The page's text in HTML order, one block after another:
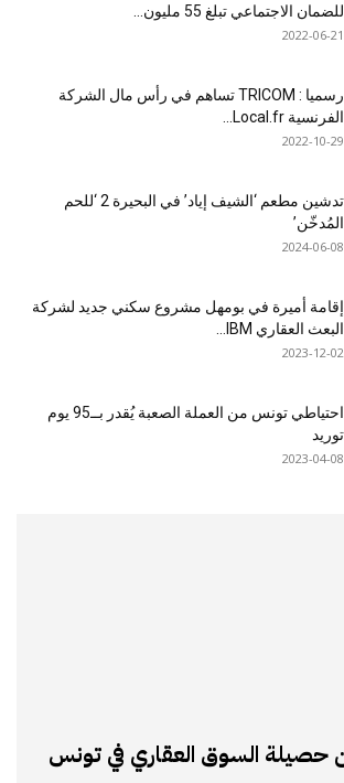
للضمان الاجتماعي تبلغ 55 مليون...
2022-06-21
رسميا : TRICOM تساهم في رأس مال الشركة
الفرنسية Local.fr...
2022-10-29
تدشين مطعم ‘الشيف إياد’ في البحيرة 2 ‘للحم
المُدخّن’
2024-06-08
إقامة أميرة في بومهل مشروع سكني جديد لشركة
البعث العقاري IBM...
2023-12-02
احتياطي تونس من العملة الصعبة يُقدر بــ95 يوم
توريد
2023-04-08
السوق العقاري في تونس